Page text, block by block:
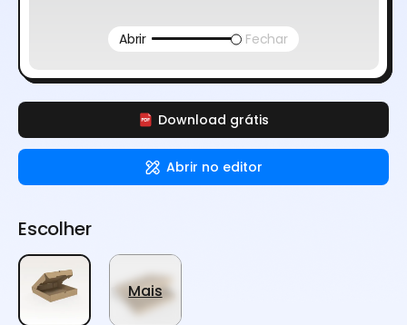
Download grátis
Abrir no editor
Abrir Fechar
Escolher
Mais